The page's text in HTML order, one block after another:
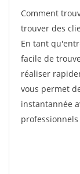
Comment
trouver des
En tant
facile de
réaliser
vous permet
instantannée